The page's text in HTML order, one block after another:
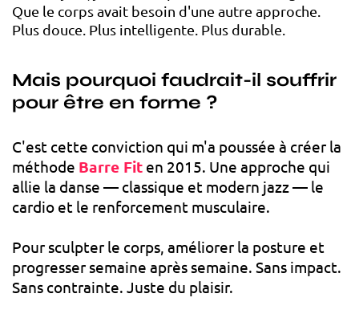
Que le corps avait besoin d'une autre approche.
Plus douce. Plus intelligente. Plus durable.
Mais pourquoi faudrait-il souffrir
pour être en forme ?
C'est cette conviction qui m'a poussée à créer la
méthode Barre Fit en 2015. Une approche qui
allie la danse — classique et modern jazz — le
cardio et le renforcement musculaire.
Pour sculpter le corps, améliorer la posture et
progresser semaine après semaine. Sans impact.
Sans contrainte. Juste du plaisir.